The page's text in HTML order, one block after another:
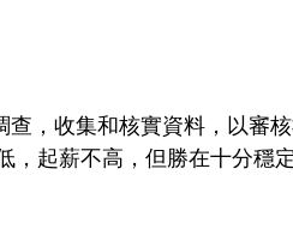
，收集和核實資料，以審
起薪不高，但勝在十分